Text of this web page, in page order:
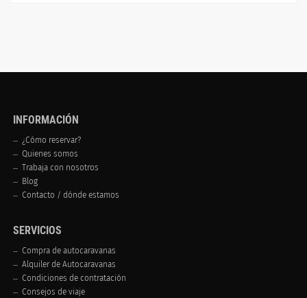
INFORMACIÓN
¿Cómo reservar?
Quienes somos
Trabaja con nosotros
Blog
Contacto / dónde estamos
SERVICIOS
Compra de autocaravanas
Alquiler de Autocaravanas
Condiciones de contratación
Consejos de viaje